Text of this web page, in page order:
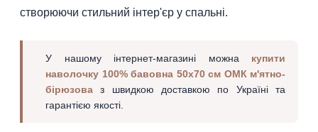
створюючи стильний інтер'єр у спальні.
У нашому інтернет-магазині можна купити
наволочку 100% бавовна 50х70 см ОМК м'ятно-
бірюзова з швидкою доставкою по Україні та
гарантією якості.